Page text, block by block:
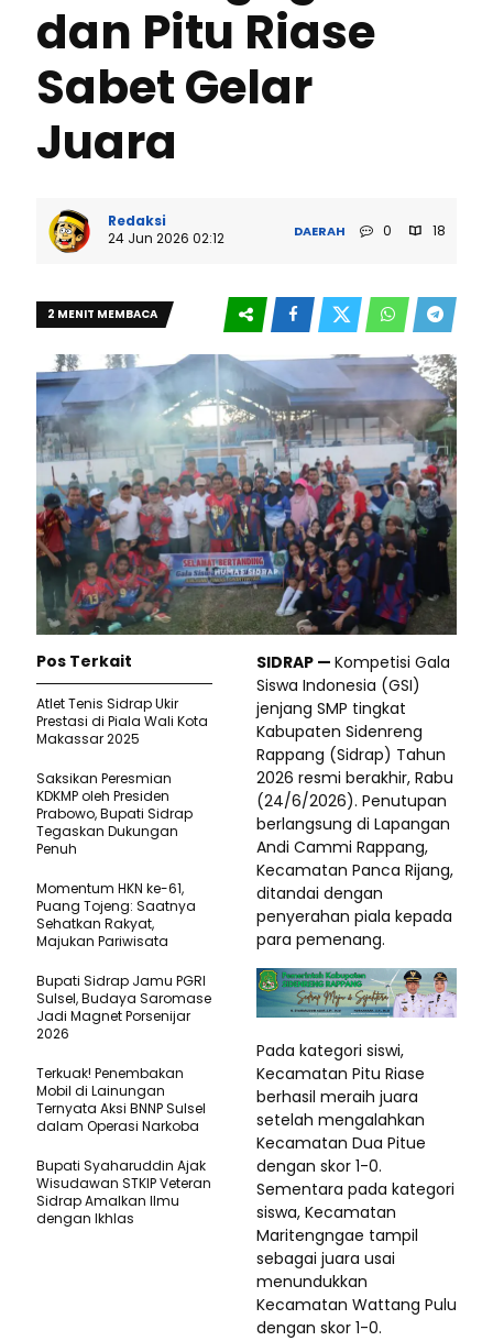
dan Pitu Riase
Sabet Gelar
Juara
Redaksi
24 Jun 2026 02:12
DAERAH 0 18
2 MENIT MEMBACA
SIDRAP — Kompetisi Gala
Siswa Indonesia (GSI)
jenjang SMP tingkat
Kabupaten Sidenreng
Rappang (Sidrap) Tahun
2026 resmi berakhir, Rabu
(24/6/2026). Penutupan
berlangsung di Lapangan
Andi Cammi Rappang,
Kecamatan Panca Rijang,
ditandai dengan
penyerahan piala kepada
para pemenang.
Pada kategori siswi,
Kecamatan Pitu Riase
berhasil meraih juara
setelah mengalahkan
Kecamatan Dua Pitue
dengan skor 1-0.
Sementara pada kategori
siswa, Kecamatan
Maritengngae tampil
sebagai juara usai
menundukkan
Kecamatan Wattang Pulu
dengan skor 1-0.
Pos Terkait
Atlet Tenis Sidrap Ukir
Prestasi di Piala Wali Kota
Makassar 2025
Saksikan Peresmian
KDKMP oleh Presiden
Prabowo, Bupati Sidrap
Tegaskan Dukungan
Penuh
Momentum HKN ke-61,
Puang Tojeng: Saatnya
Sehatkan Rakyat,
Majukan Pariwisata
Bupati Sidrap Jamu PGRI
Sulsel, Budaya Saromase
Jadi Magnet Porsenijar
2026
Terkuak! Penembakan
Mobil di Lainungan
Ternyata Aksi BNNP Sulsel
dalam Operasi Narkoba
Bupati Syaharuddin Ajak
Wisudawan STKIP Veteran
Sidrap Amalkan Ilmu
dengan Ikhlas